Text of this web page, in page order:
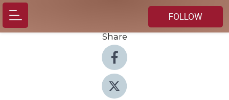
FOLLOW
Share